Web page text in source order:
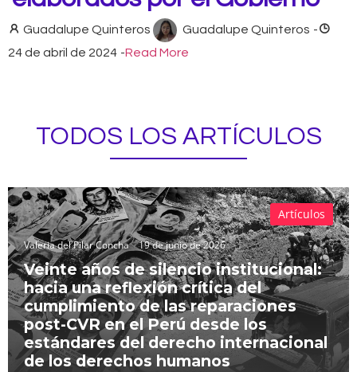
Guadalupe Quinteros Guadalupe Quinteros -
24 de abril de 2024 -Read More
TODOS LOS ARTÍCULOS
Valeria del Pilar Concha 19 de junio de 2026
Veinte años de silencio institucional:
hacia una reflexión crítica del
cumplimiento de las reparaciones
post-CVR en el Perú desde los
estándares del derecho internacional
de los derechos humanos
Artículos